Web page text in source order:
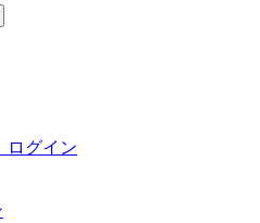
ログイン